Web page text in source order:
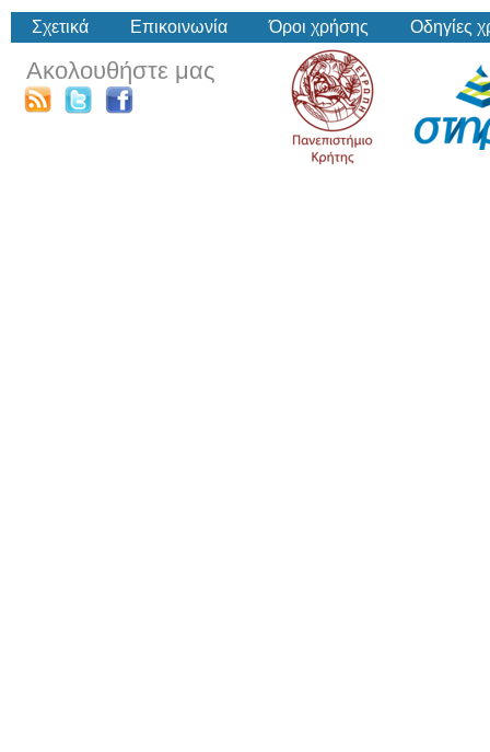
Σχετικά Επικοινωνία Όροι χρήσης Οδηγίες
Ακολουθήστε μας